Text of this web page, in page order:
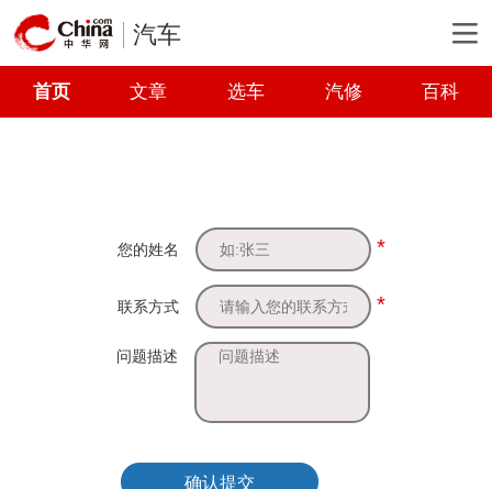
汽车
首页 文章 选车 汽修 百科
您的姓名 *
联系方式 *
问题描述
确认提交